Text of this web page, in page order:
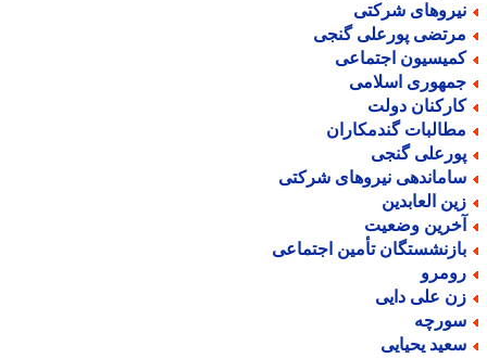
شرکتی
پورعلی گنجی
اجتماعی
اسلامی
دولت
گندمکاران
گنجی
نیروهای شرکتی
العابدین
وضعیت
تأمین اجتماعی
علی دایی
یحیایی